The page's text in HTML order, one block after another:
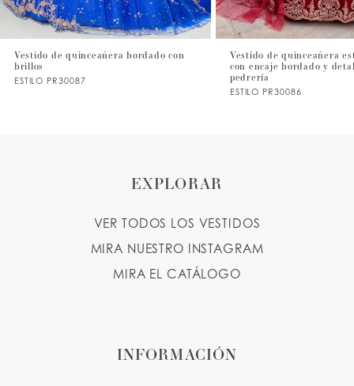
6
7
Vestido de quinceañera bordado con
brillos
ESTILO PR30087
Vestido de quinceañera
con encaje bordado y
pedrería
ESTILO PR30086
EXPLORAR
VER TODOS LOS VESTIDOS
MIRA NUESTRO INSTAGRAM
MIRA EL CATÁLOGO
INFORMACIÓN